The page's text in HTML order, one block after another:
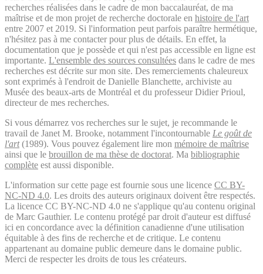
recherches réalisées dans le cadre de mon baccalauréat, de ma
maîtrise et de mon projet de recherche doctorale en histoire de l'art
entre 2007 et 2019. Si l'information peut parfois paraître hermétique,
n'hésitez pas à me contacter pour plus de détails. En effet, la
documentation que je possède et qui n'est pas accessible en ligne est
importante. L'ensemble des sources consultées dans le cadre de mes
recherches est décrite sur mon site. Des remerciements chaleureux
sont exprimés à l'endroit de Danielle Blanchette, archiviste au
Musée des beaux-arts de Montréal et du professeur Didier Prioul,
directeur de mes recherches.
Si vous démarrez vos recherches sur le sujet, je recommande le
travail de Janet M. Brooke, notamment l'incontournable Le goût de
l'art(1989). Vous pouvez également lire mon mémoire de maîtrise
ainsi que le brouillon de ma thèse de doctorat. Ma bibliographie
complète est aussi disponible.
L'information sur cette page est fournie sous une licence CC BY-
NC-ND 4.0. Les droits des auteurs originaux doivent être respectés.
La licence CC BY-NC-ND 4.0 ne s'applique qu'au contenu original
de Marc Gauthier. Le contenu protégé par droit d'auteur est diffusé
ici en concordance avec la définition canadienne d'une utilisation
équitable à des fins de recherche et de critique. Le contenu
appartenant au domaine public demeure dans le domaine public.
Merci de respecter les droits de tous les créateurs.